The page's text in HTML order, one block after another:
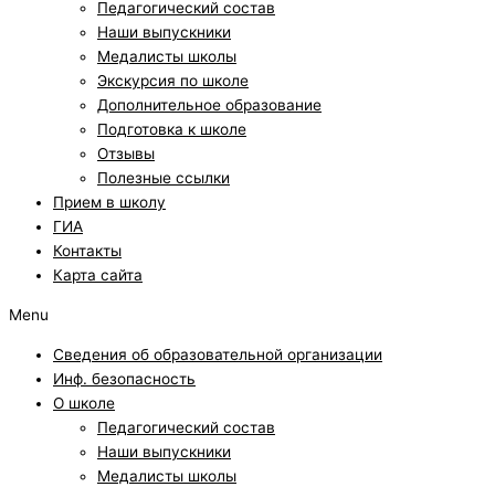
Педагогический состав
Наши выпускники
Медалисты школы
Экскурсия по школе
Дополнительное образование
Подготовка к школе
Отзывы
Полезные ссылки
Прием в школу
ГИА
Контакты
Карта сайта
Menu
Сведения об образовательной организации
Инф. безопасность
О школе
Педагогический состав
Наши выпускники
Медалисты школы